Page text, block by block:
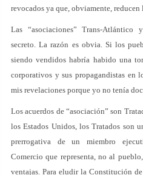
revocados ya que, obviamente,
Las “asociaciones” Trans-Atlántico
secreto. La razón es obvia. Si los
siendo vendidos habría habido una
corporativos y sus propagandistas en
mis revelaciones porque yo no tenía
Los acuerdos de “asociación” son
los Estados Unidos, los Tratados son
prerrogativa de un miembro
Comercio que representa, no al
ventajas. Para eludir la Constitución